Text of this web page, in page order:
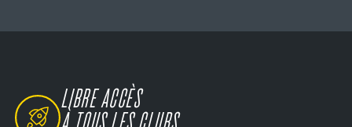
SVG
LIBRE ACCÈS